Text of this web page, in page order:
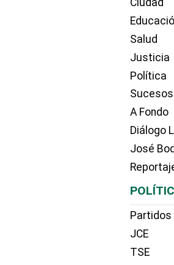
Ciudad
Salud
Justicia
Política
Sucesos
A Fondo
Diálogo
José
Partidos
JCE
TSE